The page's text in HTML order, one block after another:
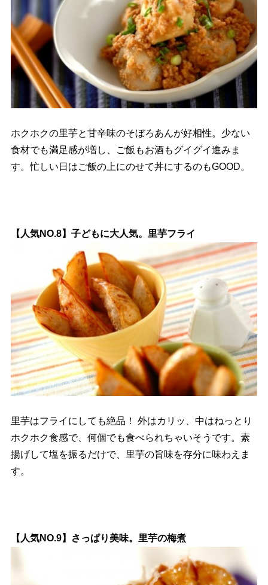
ホクホクの里芋と甘辛味のそぼろあんが好相性。少ない
食材でも満足感が増し、ご飯もお酒もグイグイ進みま
す。忙しい日はご飯の上にのせて丼にするのもGOOD。
【人気NO.8】子どもに大人気。里芋フライ
里芋はフライにしても絶品！ 外はカリッ、中はねっとり
ホクホク食感で、何個でも食べられちゃいそうです。素
揚げして塩を振るだけで、里芋の旨味を存分に味わえま
す。
【人気NO.9】さっぱり美味。里芋の梅煮